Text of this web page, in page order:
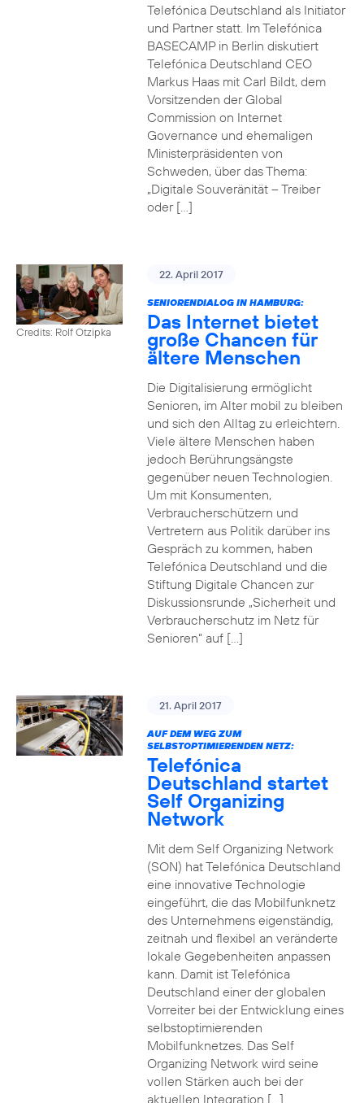
Telefónica Deutschland als Initiator
und Partner statt. Im Telefónica
BASECAMP in Berlin diskutiert
Telefónica Deutschland CEO
Markus Haas mit Carl Bildt, dem
Vorsitzenden der Global
Commission on Internet
Governance und ehemaligen
Ministerpräsidenten von
Schweden, über das Thema:
„Digitale Souveränität – Treiber
oder […]
Credits: Rolf Otzipka
22. April 2017
SENIORENDIALOG IN HAMBURG:
Das Internet bietet
große Chancen für
ältere Menschen
Die Digitalisierung ermöglicht
Senioren, im Alter mobil zu bleiben
und sich den Alltag zu erleichtern.
Viele ältere Menschen haben
jedoch Berührungsängste
gegenüber neuen Technologien.
Um mit Konsumenten,
Verbraucherschützern und
Vertretern aus Politik darüber ins
Gespräch zu kommen, haben
Telefónica Deutschland und die
Stiftung Digitale Chancen zur
Diskussionsrunde „Sicherheit und
Verbraucherschutz im Netz für
Senioren“ auf […]
21. April 2017
AUF DEM WEG ZUM
SELBSTOPTIMIERENDEN NETZ:
Telefónica
Deutschland startet
Self Organizing
Network
Mit dem Self Organizing Network
(SON) hat Telefónica Deutschland
eine innovative Technologie
eingeführt, die das Mobilfunknetz
des Unternehmens eigenständig,
zeitnah und flexibel an veränderte
lokale Gegebenheiten anpassen
kann. Damit ist Telefónica
Deutschland einer der globalen
Vorreiter bei der Entwicklung eines
selbstoptimierenden
Mobilfunknetzes. Das Self
Organizing Network wird seine
vollen Stärken auch bei der
aktuellen Integration […]